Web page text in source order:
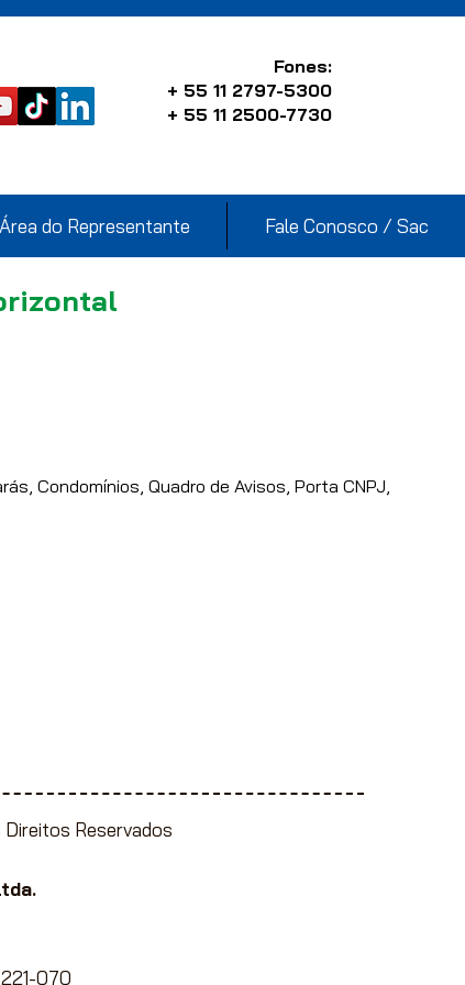
Fones:
+ 55 11 2797-5300
+ 55 11 2500-7730
Área do Representante Fale Conosco / Sac
Condomínios, Quadro de Avisos, Porta CNPJ,
Direitos Reservados
070